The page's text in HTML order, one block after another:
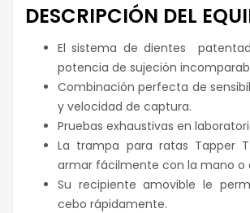
DESCRIPCIÓN DEL
El sistema de dientes
potencia de sujeción
Combinación perfecta de
y velocidad de captura.
Pruebas exhaustivas en
La trampa para ratas Tapper
armar fácilmente con la mano o
Su recipiente amovible le
cebo rápidamente.